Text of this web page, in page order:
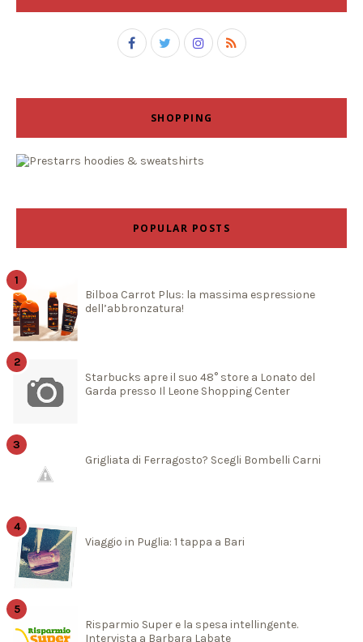
SHOPPING
POPULAR POSTS
Bilboa Carrot Plus: la massima espressione
dell’abbronzatura!
Starbucks apre il suo 48° store a Lonato del
Garda presso Il Leone Shopping Center
Grigliata di Ferragosto? Scegli Bombelli Carni
Viaggio in Puglia: 1 tappa a Bari
Risparmio Super e la spesa intellingente.
Intervista a Barbara Labate